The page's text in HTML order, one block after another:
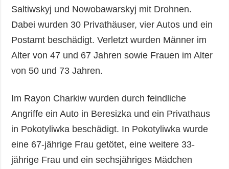
Saltiwskyj und Nowobawarskyj mit Drohnen.
Dabei wurden 30 Privathäuser, vier Autos und ein
Postamt beschädigt. Verletzt wurden Männer im
Alter von 47 und 67 Jahren sowie Frauen im Alter
von 50 und 73 Jahren.
Im Rayon Charkiw wurden durch feindliche
Angriffe ein Auto in Beresizka und ein Privathaus
in Pokotyliwka beschädigt. In Pokotyliwka wurde
eine 67-jährige Frau getötet, eine weitere 33-
jährige Frau und ein sechsjähriges Mädchen